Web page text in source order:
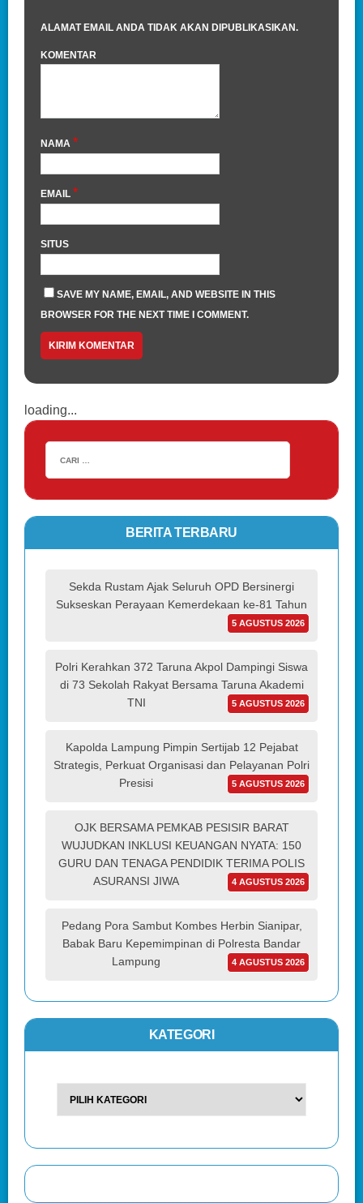
ALAMAT EMAIL ANDA TIDAK AKAN DIPUBLIKASIKAN.
KOMENTAR
NAMA *
EMAIL *
SITUS
SAVE MY NAME, EMAIL, AND WEBSITE IN THIS
BROWSER FOR THE NEXT TIME I COMMENT.
loading...
BERITA TERBARU
Sekda Rustam Ajak Seluruh OPD Bersinergi
Sukseskan Perayaan Kemerdekaan ke-81 Tahun
5 AGUSTUS 2026
Polri Kerahkan 372 Taruna Akpol Dampingi Siswa
di 73 Sekolah Rakyat Bersama Taruna Akademi
TNI
5 AGUSTUS 2026
Kapolda Lampung Pimpin Sertijab 12 Pejabat
Strategis, Perkuat Organisasi dan Pelayanan Polri
Presisi
5 AGUSTUS 2026
OJK BERSAMA PEMKAB PESISIR BARAT
WUJUDKAN INKLUSI KEUANGAN NYATA: 150
GURU DAN TENAGA PENDIDIK TERIMA POLIS
ASURANSI JIWA
4 AGUSTUS 2026
Pedang Pora Sambut Kombes Herbin Sianipar,
Babak Baru Kepemimpinan di Polresta Bandar
Lampung
4 AGUSTUS 2026
KATEGORI